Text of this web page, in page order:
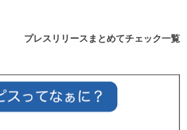
プレスリリースまとめてチェック一覧